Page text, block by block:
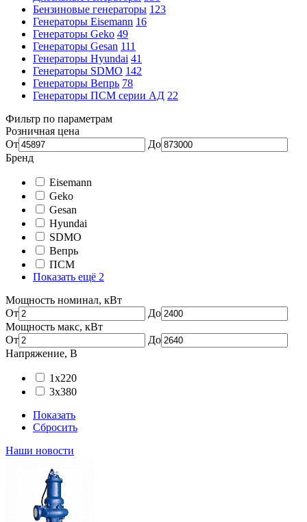
Бензиновые генераторы 123
Генераторы Eisemann 16
Генераторы Geko 49
Генераторы Gesan 111
Генераторы Hyundai 41
Генераторы SDMO 142
Генераторы Вепрь 78
Генераторы ПСМ серии АД 22
Фильтр по параметрам
Розничная цена
От
До
Бренд
Eisemann
Geko
Gesan
Hyundai
SDMO
Вепрь
ПСМ
Показать ещё 2
Мощность номинал, кВт
От
До
Мощность макс, кВт
От
До
Напряжение, В
1x220
3x380
Показать
Сбросить
Наши новости